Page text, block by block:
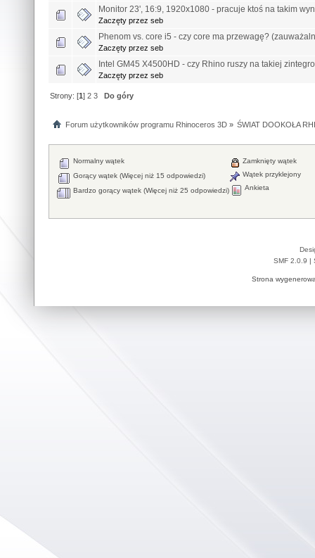
Monitor 23', 16:9, 1920x1080 - pracuje ktoś na takim
Zaczęty przez seb
Phenom vs. core i5 - czy core ma przewagę?
Zaczęty przez seb
Intel GM45 X4500HD - czy Rhino ruszy na takiej
Zaczęty przez seb
Strony: [1]2 3 Do góry
Forum użytkowników programu Rhinoceros 3D» ŚWIAT DOOKOŁA
Normalny wątek
Gorący wątek (Więcej niż 15 odpowiedzi)
Bardzo gorący wątek (Więcej niż 25 odpowiedzi)
Zamknięty wątek
Wątek przyklejony
Ankieta
SMF 2.0.9 |
Strona